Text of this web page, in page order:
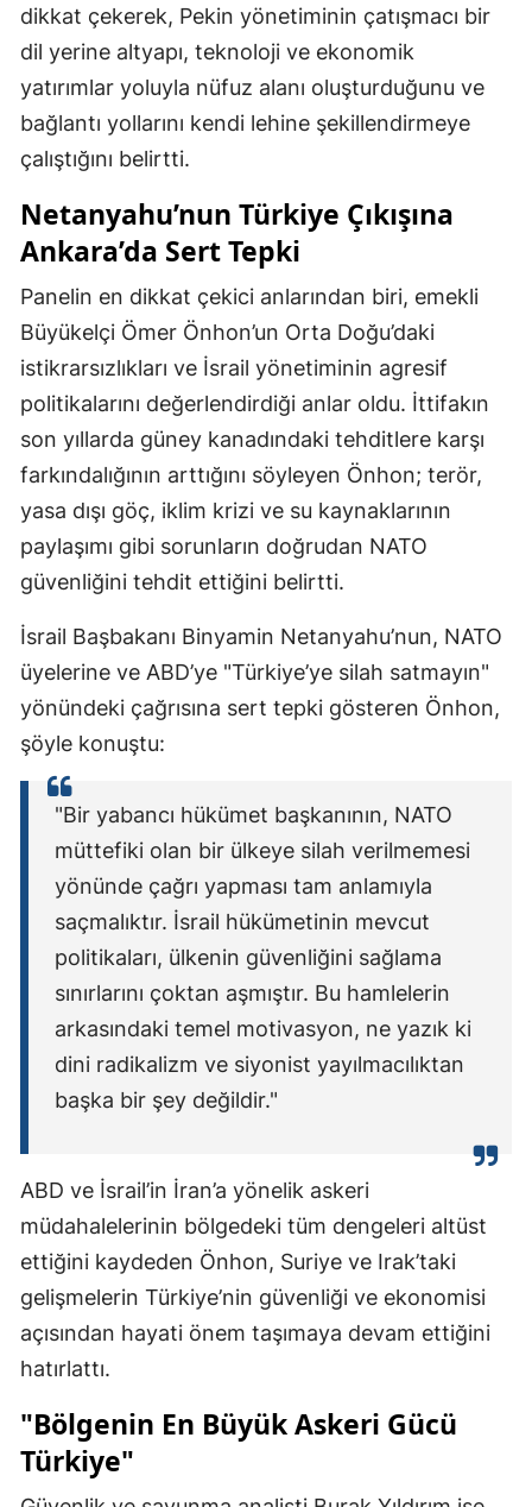
dikkat çekerek, Pekin yönetiminin çatışmacı bir
dil yerine altyapı, teknoloji ve ekonomik
yatırımlar yoluyla nüfuz alanı oluşturduğunu ve
bağlantı yollarını kendi lehine şekillendirmeye
çalıştığını belirtti.
Netanyahu’nun Türkiye Çıkışına
Ankara’da Sert Tepki
Panelin en dikkat çekici anlarından biri, emekli
Büyükelçi Ömer Önhon’un Orta Doğu’daki
istikrarsızlıkları ve İsrail yönetiminin agresif
politikalarını değerlendirdiği anlar oldu. İttifakın
son yıllarda güney kanadındaki tehditlere karşı
farkındalığının arttığını söyleyen Önhon; terör,
yasa dışı göç, iklim krizi ve su kaynaklarının
paylaşımı gibi sorunların doğrudan NATO
güvenliğini tehdit ettiğini belirtti.
İsrail Başbakanı Binyamin Netanyahu’nun, NATO
üyelerine ve ABD’ye "Türkiye’ye silah satmayın"
yönündeki çağrısına sert tepki gösteren Önhon,
şöyle konuştu:
"Bir yabancı hükümet başkanının, NATO
müttefiki olan bir ülkeye silah verilmemesi
yönünde çağrı yapması tam anlamıyla
saçmalıktır. İsrail hükümetinin mevcut
politikaları, ülkenin güvenliğini sağlama
sınırlarını çoktan aşmıştır. Bu hamlelerin
arkasındaki temel motivasyon, ne yazık ki
dini radikalizm ve siyonist yayılmacılıktan
başka bir şey değildir."
ABD ve İsrail’in İran’a yönelik askeri
müdahalelerinin bölgedeki tüm dengeleri altüst
ettiğini kaydeden Önhon, Suriye ve Irak’taki
gelişmelerin Türkiye’nin güvenliği ve ekonomisi
açısından hayati önem taşımaya devam ettiğini
hatırlattı.
"Bölgenin En Büyük Askeri Gücü
Türkiye"